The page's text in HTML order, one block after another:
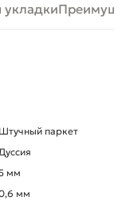
укладки
Штучный паркет
мм
мм